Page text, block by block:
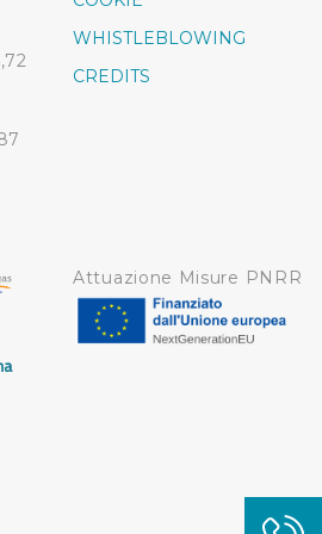
funzionalità di base quali
e l'accesso alle aree
per personalizzare
per fornire funzionalità dei social
sul modo in cui
sito con i nostri partner. Tali
di analisi dei dati web,
altre informazioni che l’Utente
raccolto dal suo utilizzo dei
WHISTLEBLOWING
CREDITS
Attuazione Misure PNRR